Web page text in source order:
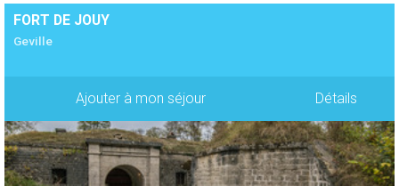
FORT DE JOUY
Geville
Ajouter à mon séjour Détails